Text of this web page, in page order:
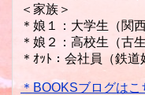
＜家族＞
＊娘１：大学生（関
＊娘２：高校生（古
＊ｵｯﾄ：会社員（鉄道
＊BOOKSブログはこ